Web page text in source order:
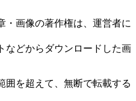
・画像の著作権は、運営者に
などからダウンロードした画
囲を超えて、無断で転載する